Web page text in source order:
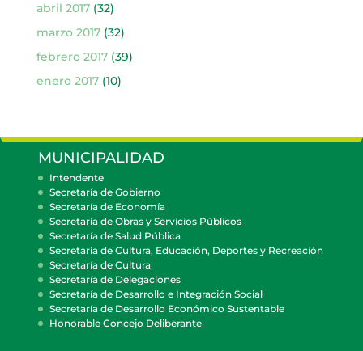
abril 2017(32)
marzo 2017(32)
febrero 2017(39)
enero 2017(10)
MUNICIPALIDAD
Intendente
Secretaría de Gobierno
Secretaría de Economía
Secretaría de Obras y Servicios Públicos
Secretaría de Salud Pública
Secretaría de Cultura, Educación, Deportes y Recreación
Secretaría de Cultura
Secretaría de Delegaciones
Secretaría de Desarrollo e Integración Social
Secretaría de Desarrollo Económico Sustentable
Honorable Concejo Deliberante